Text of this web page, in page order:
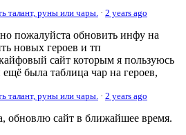
талант, руны или чары. · 2 years ago
пожалуйста обновить инфу на
новых героев и тп
сайт которым я пользуюсь
была таблица чар на героев,
талант, руны или чары. · 2 years ago
обновлю сайт в ближайшее время.